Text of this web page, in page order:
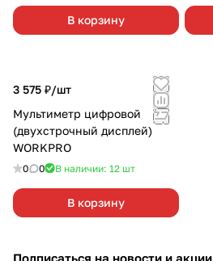
В корзину
3 575 ₽/шт
Мультиметр цифровой
(двухстрочный дисплей)
WORKPRO
0 0 В наличии: 12 шт
В корзину
Подписаться на новости и акции